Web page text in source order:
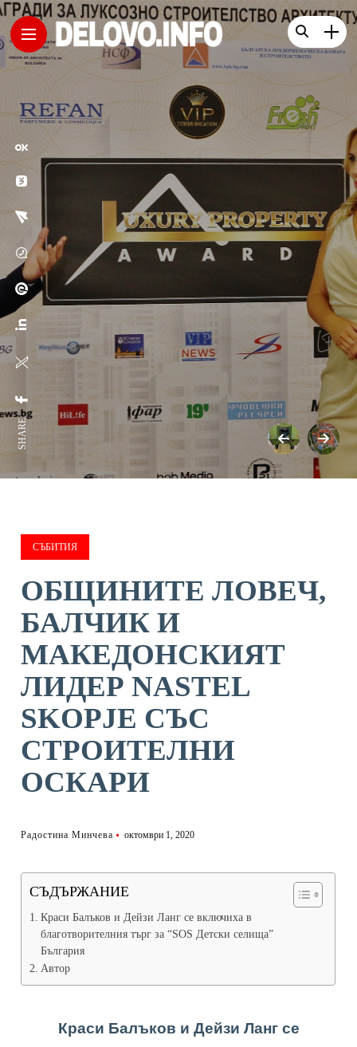
SHARE:
СЪБИТИЯ
ОБЩИНИТЕ ЛОВЕЧ,
БАЛЧИК И
МАКЕДОНСКИЯТ
ЛИДЕР NASTEL
SKOPJE СЪС
СТРОИТЕЛНИ
ОСКАРИ
Радостина Минчева октомври 1, 2020
СЪДЪРЖАНИЕ
Краси Балъков и Дейзи Ланг се включиха в
благотворителния търг за “SOS Детски селища”
България
Автор
Краси Балъков и Дейзи Ланг се